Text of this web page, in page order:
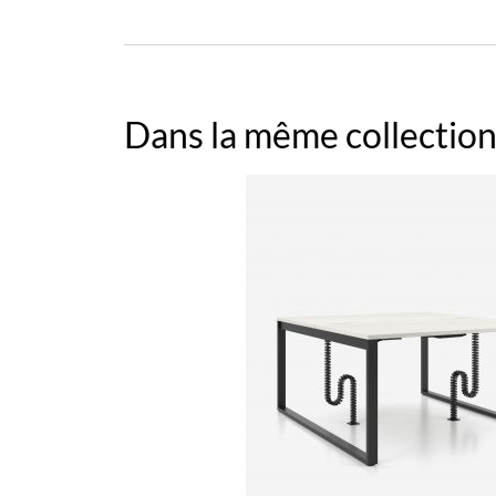
Dans la même